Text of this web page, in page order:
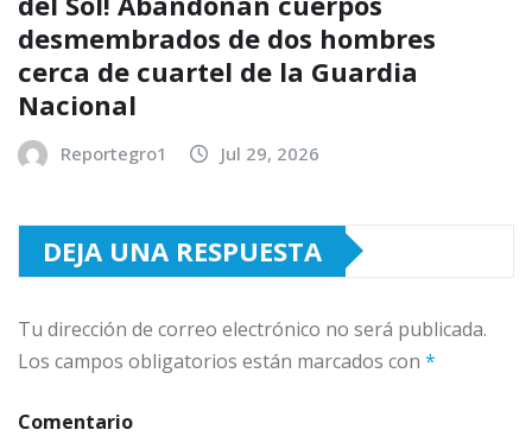
desmembrados de dos hombres
cerca de cuartel de la Guardia
Nacional
Reportegro1 Jul 29, 2026
DEJA UNA RESPUESTA
Tu dirección de correo electrónico no será publicada.
Los campos obligatorios están marcados con *
Comentario